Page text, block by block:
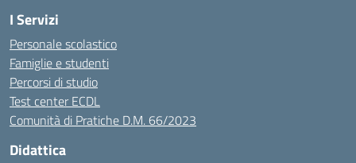
I Servizi
Personale scolastico
Famiglie e studenti
Percorsi di studio
Test center ECDL
Comunità di Pratiche D.M. 66/2023
Didattica